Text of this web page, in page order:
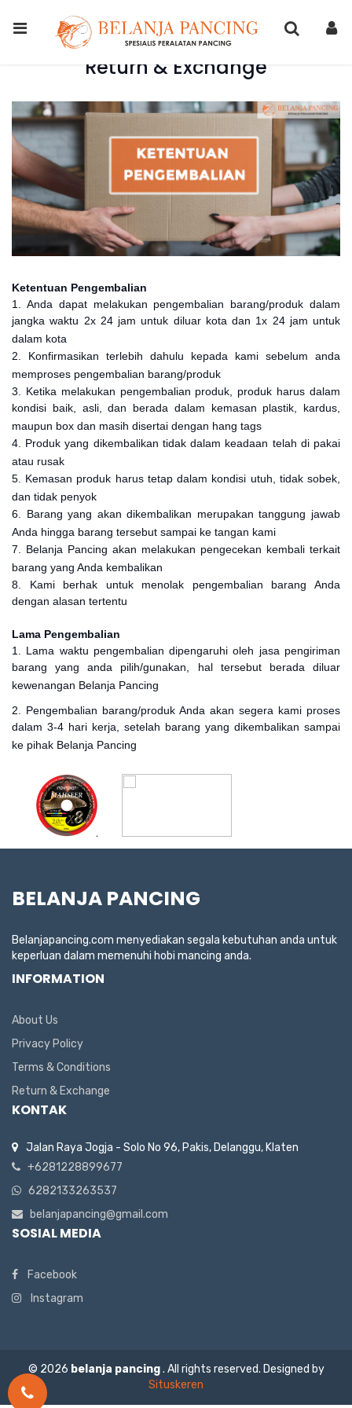
Return & Exchange
Ketentuan Pengembalian
1. Anda dapat melakukan pengembalian barang/produk dalam
jangka waktu 2x 24 jam untuk diluar kota dan 1x 24 jam untuk
dalam kota
2. Konfirmasikan terlebih dahulu kepada kami sebelum anda
memproses pengembalian barang/produk
3. Ketika melakukan pengembalian produk, produk harus dalam
kondisi baik, asli, dan berada dalam kemasan plastik, kardus,
maupun box dan masih disertai dengan hang tags
4. Produk yang dikembalikan tidak dalam keadaan telah di pakai
atau rusak
5. Kemasan produk harus tetap dalam kondisi utuh, tidak sobek,
dan tidak penyok
6. Barang yang akan dikembalikan merupakan tanggung jawab
Anda hingga barang tersebut sampai ke tangan kami
7. Belanja Pancing akan melakukan pengecekan kembali terkait
barang yang Anda kembalikan
8. Kami berhak untuk menolak pengembalian barang Anda
dengan alasan tertentu
Lama Pengembalian
1. Lama waktu pengembalian dipengaruhi oleh jasa pengiriman
barang yang anda pilih/gunakan, hal tersebut berada diluar
kewenangan Belanja Pancing
2. Pengembalian barang/produk Anda akan segera kami proses
dalam 3-4 hari kerja, setelah barang yang dikembalikan sampai
ke pihak Belanja Pancing
BELANJA PANCING
Belanjapancing.com menyediakan segala kebutuhan anda untuk
keperluan dalam memenuhi hobi mancing anda.
INFORMATION
About Us
Privacy Policy
Terms & Conditions
Return & Exchange
KONTAK
Jalan Raya Jogja - Solo No 96, Pakis, Delanggu, Klaten
+6281228899677
6282133263537
belanjapancing@gmail.com
SOSIAL MEDIA
Facebook
Instagram
© 2026 belanja pancing. All rights reserved. Designed by
Situskeren